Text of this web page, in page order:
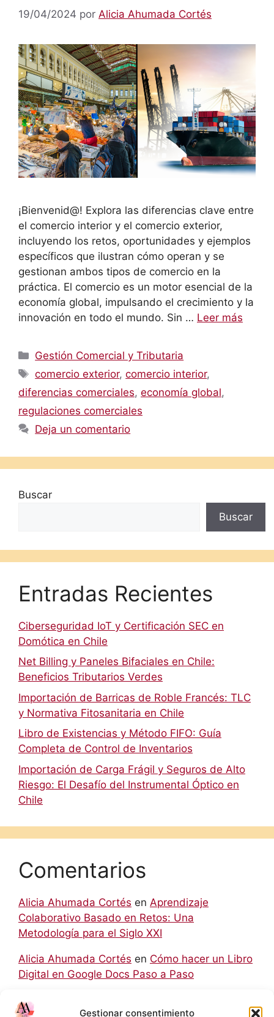
Gestionar consentimiento
19/04/2024 por Alicia Ahumada Cortés
¡Bienvenid@! Explora las diferencias clave entre
el comercio interior y el comercio exterior,
incluyendo los retos, oportunidades y ejemplos
específicos que ilustran cómo operan y se
gestionan ambos tipos de comercio en la
práctica. El comercio es un motor esencial de la
economía global, impulsando el crecimiento y la
innovación en todo el mundo. Sin … Leer más
Categorías
Gestión Comercial y Tributaria
Etiquetas
comercio exterior,comercio interior,
diferencias comerciales, economía global,
regulaciones comerciales
Deja un comentario
Buscar
Buscar
Entradas Recientes
Ciberseguridad IoT y Certificación SEC en
Domótica en Chile
Net Billing y Paneles Bifaciales en Chile:
Beneficios Tributarios Verdes
Importación de Barricas de Roble Francés: TLC
y Normativa Fitosanitaria en Chile
Libro de Existencias y Método FIFO: Guía
Completa de Control de Inventarios
Importación de Carga Frágil y Seguros de Alto
Riesgo: El Desafío del Instrumental Óptico en
Chile
Comentarios
Alicia Ahumada Cortés en Aprendizaje
Colaborativo Basado en Retos: Una
Metodología para el Siglo XXI
Alicia Ahumada Cortés en Cómo hacer un Libro
Digital en Google Docs Paso a Paso
hello world